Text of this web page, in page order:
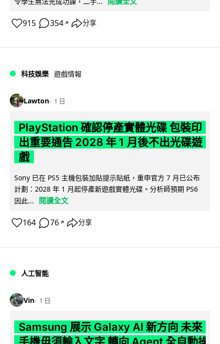
915 354 ↗ 分享
科技娛樂 遊戲情報
Lawton 1 日
PlayStation 確認停產實體光碟 包裝印
出重要通告 2028 年 1 月後不出光碟遊
戲
Sony 已在 PS5 主機包裝加貼提示貼紙，重申官方 7 月已公布
計劃：2028 年 1 月起停產新遊戲實體光碟。分析師預期 PS6
因此...
閱讀全文
164 76 ↗ 分享
人工智能
Vin 1 日
Samsung 展示 Galaxy AI 新方向 未來